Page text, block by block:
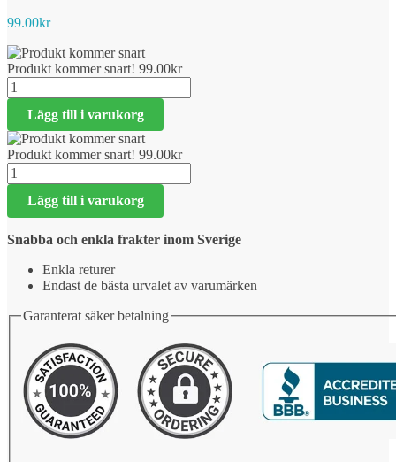
99.00kr
Produkt kommer snart! 99.00kr
Produkt
kommer
snart!
mängd
Lägg till i varukorg
Produkt kommer snart! 99.00kr
Produkt
kommer
snart!
mängd
Lägg till i varukorg
Snabba och enkla frakter inom Sverige
Enkla returer
Endast de bästa urvalet av varumärken
Garanterat säker betalning